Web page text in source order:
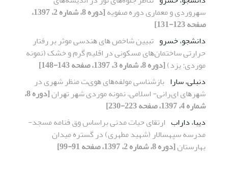
ﺳﻬﺮوردی و ﻣﻌﻤﺎری دوره ﺻﻔﻮیه
[دوره 8، شماره 2، 1397،
صفحه 123-131]
دانشجو، خسرو ﺗﺒﯿﯿﻦ ﺷﺎﺧﺺ ﻫﺎی ﻫﻨﺪﺳﯽ ﻣﻮﺛﺮ ﺑﺮ رﻓﺘﺎر
ﺣﺮارﺗﯽ ﺳﺎﺧﺘﻤﺎنﻫﺎی ﻣﺴﮑﻮﻧﯽ در اﻗﻠﯿﻢ ﮔﺮم و ﺧﺸﮏ (نمونه
موردی: یزد)[دوره 8، شماره 3، 1397، صفحه 143-148]
دنبلی، سارا ﺑﺎزﺷﻨﺎﺳﯽ ﻣﻮﻟﻔﻪﻫﺎی ﻫﻮیﺖ ﻣﻨﻈﺮ ﺷﻬﺮی در
ﺷﻬﺮﻫﺎی ایﺮاﻧﯽ- اﺳﻼﻣﯽ، ﻧﻤﻮﻧﻪ ﻣﻮردی ﺷﻬﺮ ﺗﻬﺮان
[دوره 8،
شماره 4، 1397، صفحه 223-230]
دیبا، داراب ارتقای حیات مدنی براساس وق فنامه مسجد-
مدرسه سپهسالار (شهید مطهری) در گستره میدان
بهارستان[دوره 8، شماره 2، 1397، صفحه 91-99]